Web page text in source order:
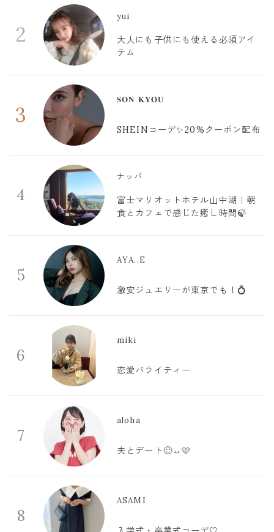
2
yui
大人にも子供にも使える必須アイ
テム
3
𝐒𝐎𝐍 𝐊𝐘𝐎𝐔
SHEINコーデ✨20%クーポン配布
4
ナッパ
富士マリオットホテル山中湖｜朝
食とカフェで感じた癒し時間🍃
5
AYA..E
激安ジュエリーが東京でも！💍
6
miki
恋愛バライティー
7
aloha
夫とデート🙂‍↔️🩷
8
ASAMI